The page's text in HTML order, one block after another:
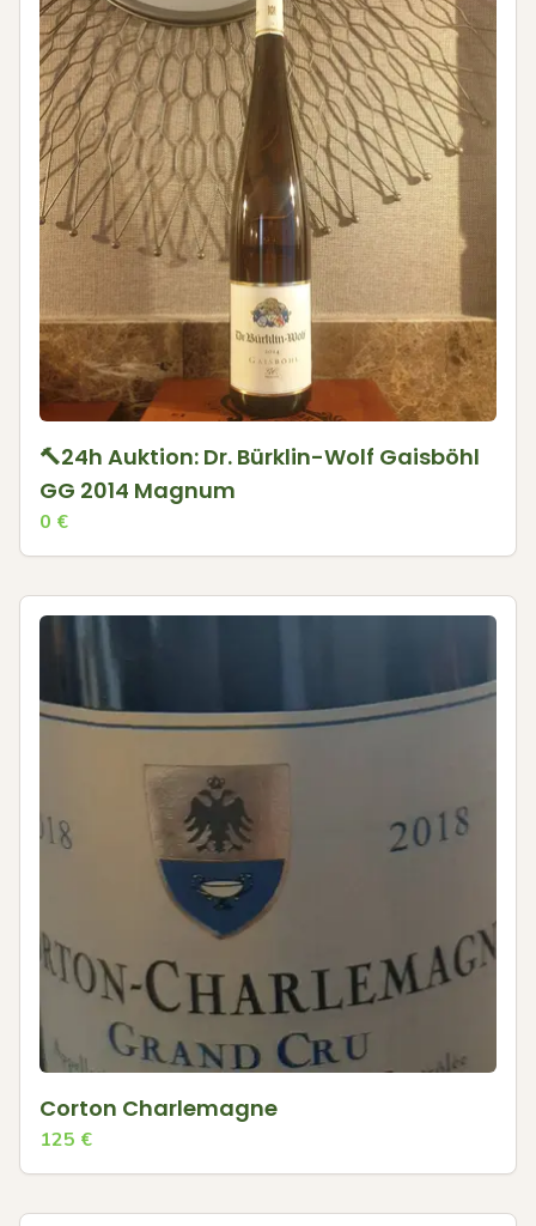
🔨24h Auktion: Dr. Bürklin-Wolf Gaisböhl
GG 2014 Magnum
0 €
Corton Charlemagne
125 €